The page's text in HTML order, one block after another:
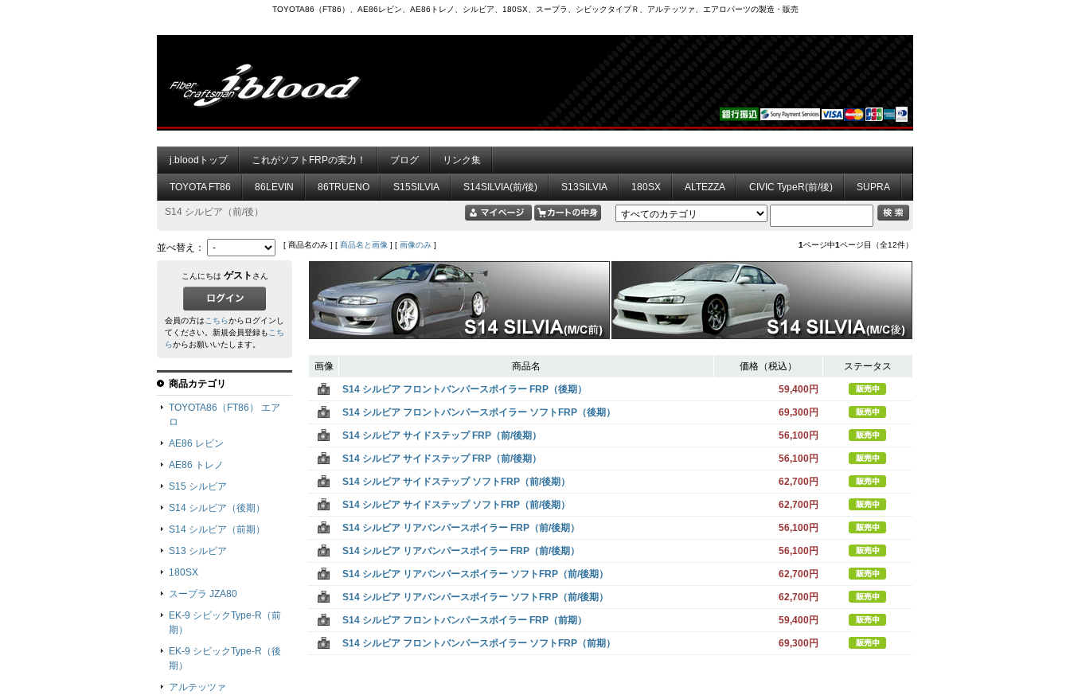
TOYOTA86（FT86）、AE86レビン、AE86トレノ、シルビア、180SX、スープラ、シビックタイプＲ、アルテッツァ、エアロパーツの製造・販売
j.bloodトップ これがソフトFRPの実力！ ブログ リンク集
TOYOTA FT86 86LEVIN 86TRUENO S15SILVIA S14SILVIA(前/後) S13SILVIA 180SX ALTEZZA CIVIC TypeR(前/後) SUPRA
S14 シルビア（前/後）
並べ替え： [ 商品名のみ ] [ 商品名と画像 ] [ 画像のみ ] 1ページ中1ページ目（全12件）
画像 商品名 価格（税込） ステータス
S14 シルビア フロントバンパースポイラー FRP（後期） 59,400円
S14 シルビア フロントバンパースポイラー ソフトFRP（後期） 69,300円
S14 シルビア サイドステップ FRP（前/後期） 56,100円
S14 シルビア サイドステップ FRP（前/後期） 56,100円
S14 シルビア サイドステップ ソフトFRP（前/後期） 62,700円
S14 シルビア サイドステップ ソフトFRP（前/後期） 62,700円
S14 シルビア リアバンパースポイラー FRP（前/後期） 56,100円
S14 シルビア リアバンパースポイラー FRP（前/後期） 56,100円
S14 シルビア リアバンパースポイラー ソフトFRP（前/後期） 62,700円
S14 シルビア リアバンパースポイラー ソフトFRP（前/後期） 62,700円
S14 シルビア フロントバンパースポイラー FRP（前期） 59,400円
S14 シルビア フロントバンパースポイラー ソフトFRP（前期） 69,300円
こんにちは ゲスト さん
会員の方はこちらからログインし
てください。新規会員登録もこち
らからお願いいたします。
商品カテゴリ
TOYOTA86（FT86） エア
ロ
AE86 レビン
AE86 トレノ
S15 シルビア
S14 シルビア（後期）
S14 シルビア（前期）
S13 シルビア
180SX
スープラ JZA80
EK-9 シビックType-R（前
期）
EK-9 シビックType-R（後
期）
アルテッツァ